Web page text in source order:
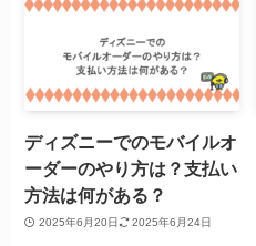
ディズニーでのモバイルオ
ーダーのやり方は？支払い
方法は何がある？
2025年6月20日 2025年6月24日